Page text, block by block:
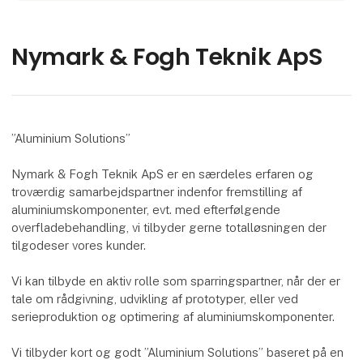
Nymark & Fogh Teknik ApS
”Aluminium Solutions”
Nymark & Fogh Teknik ApS er en særdeles erfaren og
troværdig samarbejdspartner indenfor fremstilling af
aluminiumskomponenter, evt. med efterfølgende
overfladebehandling, vi tilbyder gerne totalløsningen der
tilgodeser vores kunder.
Vi kan tilbyde en aktiv rolle som sparringspartner, når der er
tale om rådgivning, udvikling af prototyper, eller ved
serieproduktion og optimering af aluminiumskomponenter.
Vi tilbyder kort og godt ”Aluminium Solutions” baseret på en